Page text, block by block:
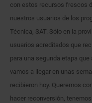
con estos recursos frescos
nuestros usuarios de los
Técnica, SAT. Sólo en la
usuarios acreditados que
para una segunda etapa
vamos a llegar en unas
recibieron hoy. Queremos
hacer reconversión,